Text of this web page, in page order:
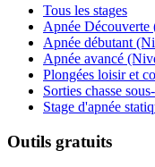
Tous les stages
Apnée Découverte
Apnée débutant
Apnée avancé
Plongées loisir et
Sorties chasse
Stage d'apnée
Outils gratuits